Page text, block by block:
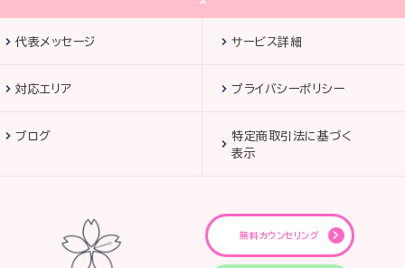
代表メッセージ サービス詳細
対応エリア プライバシーポリシー
ブログ
特定商取引法に基づく
表示
無料カウンセリング